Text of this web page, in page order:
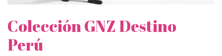
Colección GNZ Destino
Perú